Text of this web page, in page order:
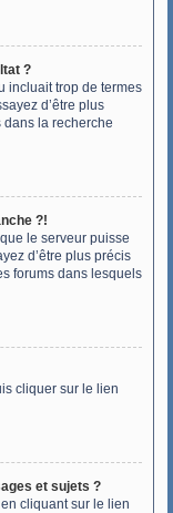
?
incluait trop de termes
d’être plus
dans la recherche
?!
le serveur puisse
d’être plus précis
forums dans lesquels
cliquer sur le lien
et sujets ?
cliquant sur le lien